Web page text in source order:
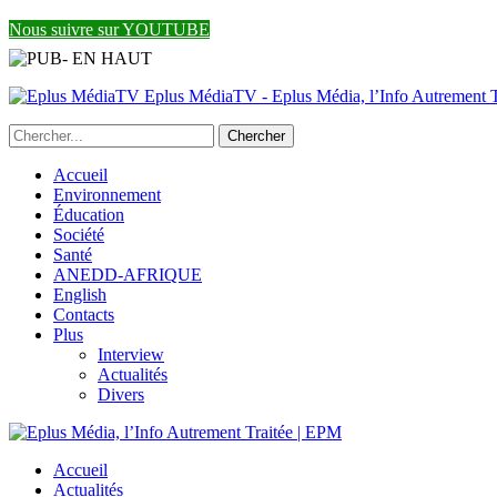
Nous suivre sur YOUTUBE
Eplus MédiaTV - Eplus Média, l’Info Autrement
Accueil
Environnement
Éducation
Société
Santé
ANEDD-AFRIQUE
English
Contacts
Plus
Interview
Actualités
Divers
Accueil
Actualités